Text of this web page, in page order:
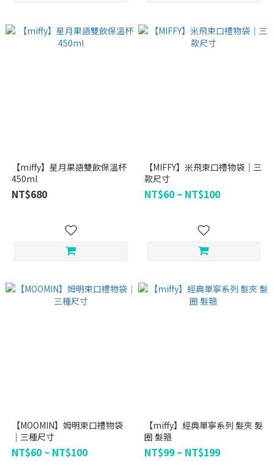
【miffy】星月果語雙飲保溫杯
450ml
NT$680
【MIFFY】米飛束口禮物袋｜三
款尺寸
NT$60 ~ NT$100
【MOOMIN】姆明束口禮物袋
｜三種尺寸
NT$60 ~ NT$100
【miffy】經典單寧系列 髮夾 髮
圈 髮箍
NT$99 ~ NT$199